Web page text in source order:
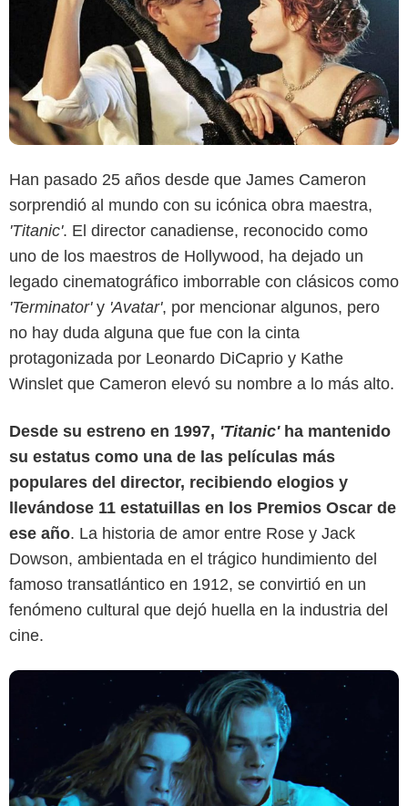
Han pasado 25 años desde que James Cameron
sorprendió al mundo con su icónica obra maestra,
'Titanic'. El director canadiense, reconocido como
uno de los maestros de Hollywood, ha dejado un
legado cinematográfico imborrable con clásicos como
'Terminator' y 'Avatar', por mencionar algunos, pero
no hay duda alguna que fue con la cinta
protagonizada por Leonardo DiCaprio y Kathe
Winslet que Cameron elevó su nombre a lo más alto.
Desde su estreno en 1997, 'Titanic'ha mantenido
su estatus como una de las películas más
populares del director, recibiendo elogios y
llevándose 11 estatuillas en los Premios Oscar de
ese año. La historia de amor entre Rose y Jack
Dowson, ambientada en el trágico hundimiento del
famoso transatlántico en 1912, se convirtió en un
fenómeno cultural que dejó huella en la industria del
cine.
Paramount Pictures